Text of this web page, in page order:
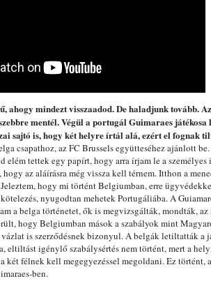
ahogy mindezt visszaadod. De haladjunk tovább.
mentél. Végül a portugál Guimaraes
sajtó is, hogy két helyre írtál alá, ezért el fognak
csapathoz, az FC Brussels együtteséhez ajánlott
elém tettek egy papírt, hogy arra írjam le a
az aláírásra még vissza kell térnem. Itthon a
hogy mi történt Belgiumban, erre
nyugodtan mehetek Portugáliába. A
a belga történetet, ők is megvizsgálták, mondták,
hogy Belgiumban mások a szabályok mint
is szerződésnek bizonyul. A belgák letiltatták a
eltiltást igénylő szabálysértés nem történt, mert a
két félnek kell megegyezéssel megoldani. Ez történt,
ben.